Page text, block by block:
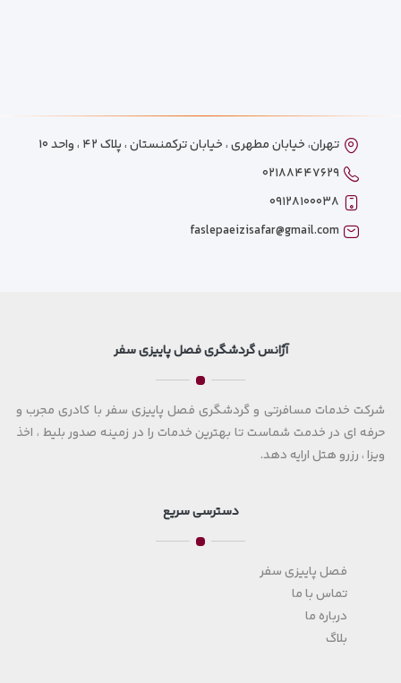
تهران، خیابان مطهری ، خیابان ترکمنستان ، پلاک ۴۲ ، واحد ۱۰
۰۲۱۸۸۴۴۷۶۲۹
۰۹۱۲۸۱۰۰۰۳۸
faslepaeizisafar@gmail.com
آژانس گردشگری فصل پاییزی سفر
شرکت خدمات مسافرتی و گردشگری فصل پاییزی سفر با کادری مجرب و
حرفه ای در خدمت شماست تا بهترین خدمات را در زمینه صدور بلیط ، اخذ
ویزا ، رزرو هتل ارایه دهد.
دسترسی سریع
فصل پاییزی سفر
تماس با ما
درباره ما
بلاگ